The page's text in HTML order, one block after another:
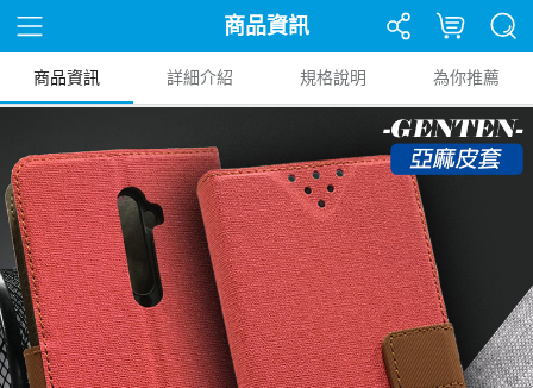
商品資訊
商品資訊 詳細介紹 規格說明 為你推薦